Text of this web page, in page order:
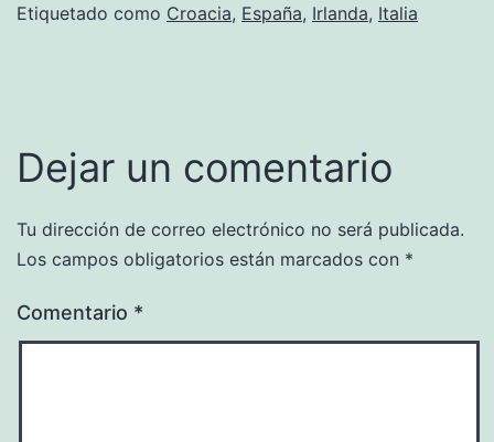
Etiquetado como Croacia, España, Irlanda, Italia
Dejar un comentario
Tu dirección de correo electrónico no será publicada.
Los campos obligatorios están marcados con *
Comentario *